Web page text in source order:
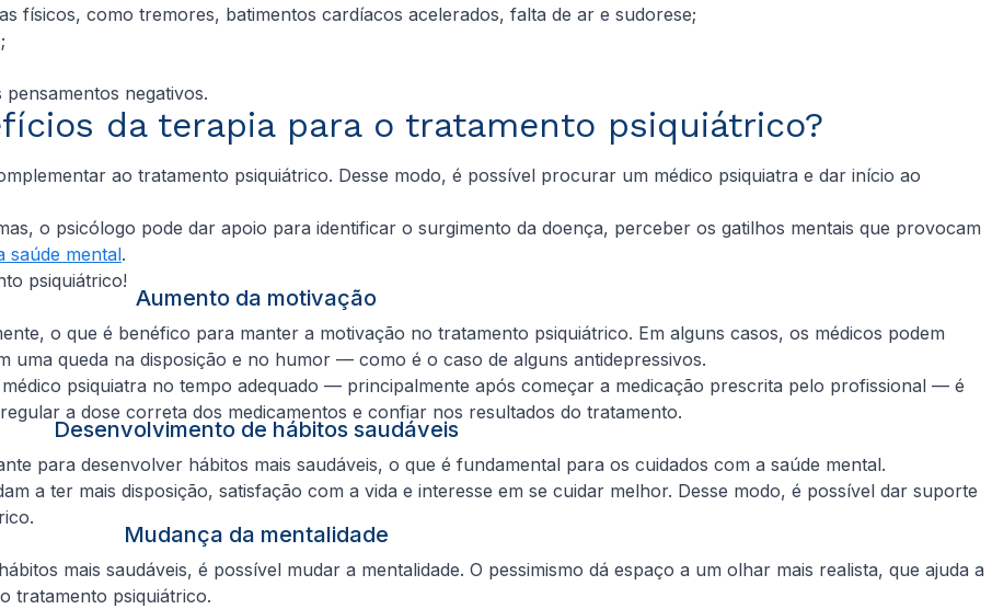
físicos, como tremores, batimentos cardíacos acelerados, falta de ar e sudorese;
negativos.
da terapia para o tratamento psiquiátrico?
ao tratamento psiquiátrico. Desse modo, é possível procurar um médico psiquiatra e dar início ao
o psicólogo pode dar apoio para identificar o surgimento da doença, perceber os gatilhos mentais que provocam
saúde mental.
psiquiátrico!
Aumento da motivação
o que é benéfico para manter a motivação no tratamento psiquiátrico. Em alguns casos, os médicos podem
uma queda na disposição e no humor — como é o caso de alguns antidepressivos.
psiquiatra no tempo adequado — principalmente após começar a medicação prescrita pelo profissional — é
a dose correta dos medicamentos e confiar nos resultados do tratamento.
Desenvolvimento de hábitos saudáveis
para desenvolver hábitos mais saudáveis, o que é fundamental para os cuidados com a saúde mental.
a ter mais disposição, satisfação com a vida e interesse em se cuidar melhor. Desse modo, é possível dar suporte
Mudança da mentalidade
mais saudáveis, é possível mudar a mentalidade. O pessimismo dá espaço a um olhar mais realista, que ajuda a
tratamento psiquiátrico.